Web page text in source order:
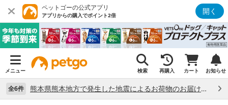
ペットゴーの公式アプリ
アプリからの購入でポイント2倍 開く
メニュー 検索 再購入 カート お知らせ
全6件 熊本県熊本地方で発生した地震によるお荷物のお届け状況について （7/28）